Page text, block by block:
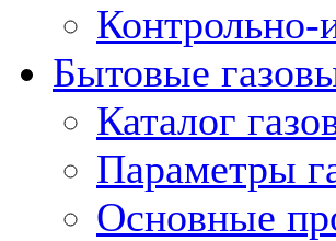
Контрольно-
Бытовые
Каталог
Параметры
Основные